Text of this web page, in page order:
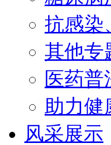
抗感染
其他专
医药普
助力健
风采展示